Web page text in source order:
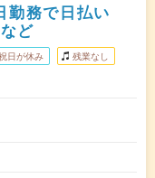
勤務で日払い
ど
日が休み 残業なし